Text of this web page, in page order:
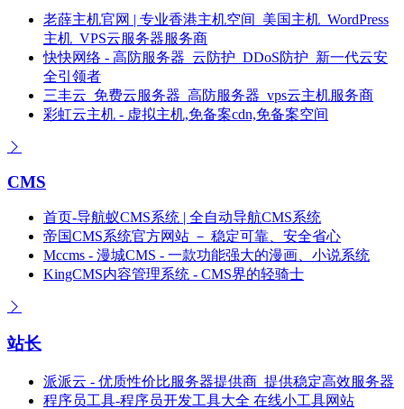
老薛主机官网 | 专业香港主机空间_美国主机_WordPress
主机_VPS云服务器服务商
快快网络 - 高防服务器_云防护_DDoS防护_新一代云安
全引领者
三丰云_免费云服务器_高防服务器_vps云主机服务商
彩虹云主机 - 虚拟主机,免备案cdn,免备案空间
CMS
首页-导航蚁CMS系统 | 全自动导航CMS系统
帝国CMS系统官方网站 － 稳定可靠、安全省心
Mccms - 漫城CMS - 一款功能强大的漫画、小说系统
KingCMS内容管理系统 - CMS界的轻骑士
站长
派派云 - 优质性价比服务器提供商_提供稳定高效服务器
程序员工具-程序员开发工具大全 在线小工具网站